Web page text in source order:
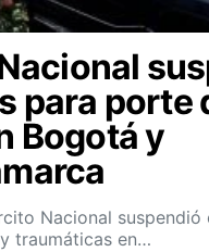
para porte
Bogotá y
Nacional
traumáticas en…